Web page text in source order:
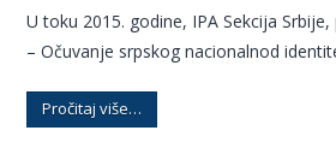
U toku 2015. godine, IPA Sekcija
– Očuvanje srpskog nacionalnod
Pročitaj više…